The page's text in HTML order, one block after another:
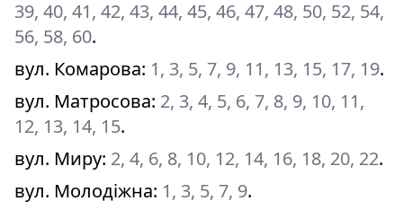
39, 40, 41, 42, 43, 44, 45, 46, 47, 48, 50, 52, 54,
56, 58, 60.
вул. Комарова: 1, 3, 5, 7, 9, 11, 13, 15, 17, 19.
вул. Матросова: 2, 3, 4, 5, 6, 7, 8, 9, 10, 11,
12, 13, 14, 15.
вул. Миру: 2, 4, 6, 8, 10, 12, 14, 16, 18, 20, 22.
вул. Молодіжна: 1, 3, 5, 7, 9.